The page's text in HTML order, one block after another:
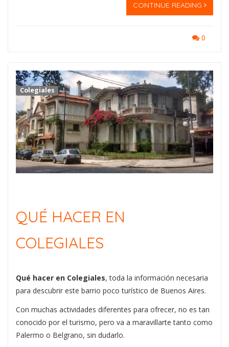
CONTINUE READING
0
Colegiales
QUÉ HACER EN
COLEGIALES
Qué hacer en Colegiales, toda la información necesaria
para descubrir este barrio poco turístico de Buenos Aires.
Con muchas actividades diferentes para ofrecer, no es tan
conocido por el turismo, pero va a maravillarte tanto como
Palermo o Belgrano, sin dudarlo.